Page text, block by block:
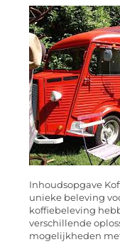
Inhoudsopgave
unieke beleving
koffiebeleving
verschillende
mogelijkheden